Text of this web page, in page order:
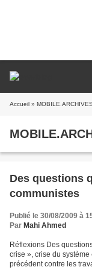
Accueil » MOBILE.ARCHIVES
Des questions
communistes
Publié le 30/08/2009 à
Par Mahi Ahmed
Réflexions Des
crise », crise du
précédent contre les